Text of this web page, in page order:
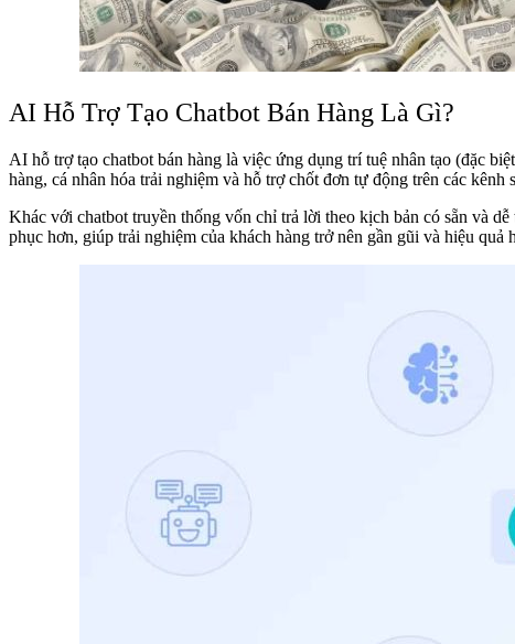
AI Hỗ Trợ Tạo Chatbot Bán Hàng Là Gì?
AI hỗ trợ tạo chatbot bán hàng là việc ứng dụng trí tuệ nhân tạo (đặc
hàng, cá nhân hóa trải nghiệm và hỗ trợ chốt đơn tự động trên các
Khác với chatbot truyền thống vốn chỉ trả lời theo kịch bản có sẵn và
phục hơn, giúp trải nghiệm của khách hàng trở nên gần gũi và hiệu quả